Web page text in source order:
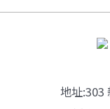
地址:303